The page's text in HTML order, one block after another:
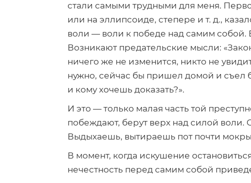
стали самыми трудными для меня.
или на эллипсоиде, степере и т. д.,
воли — воли к победе над самим собой.
Возникают предательские мысли:
ничего же не изменится, никто не
нужно, сейчас бы пришел домой и съел
и кому хочешь доказать?».
И это — только малая часть той
побеждают, берут верх над силой воли.
Выдыхаешь, вытираешь пот почти
В момент, когда искушение
нечестность перед самим собой